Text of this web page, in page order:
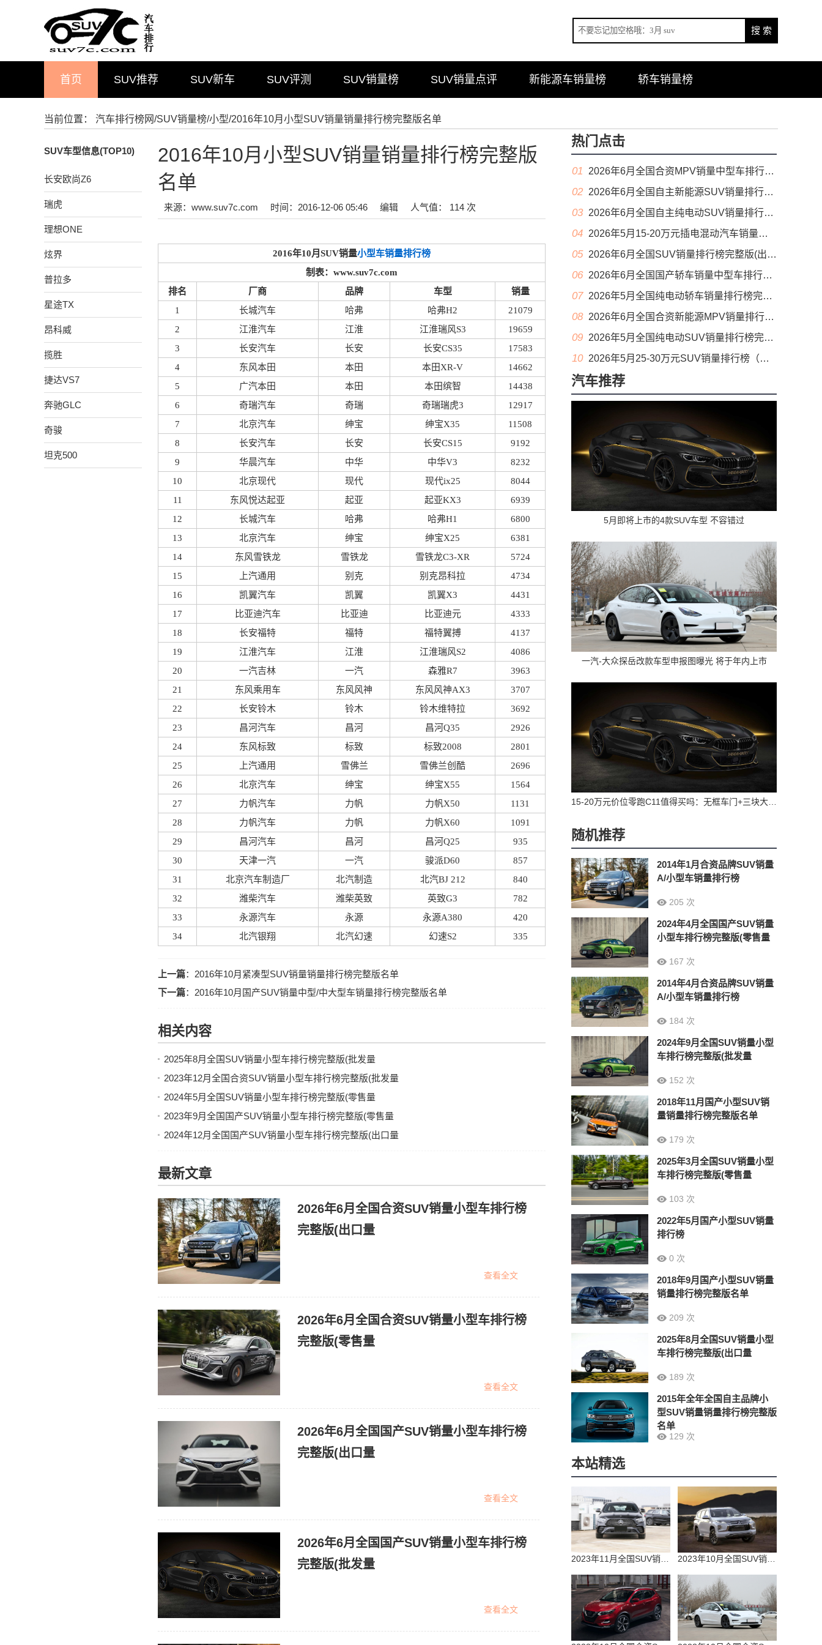
首页 SUV推荐 SUV新车 SUV评测 SUV销量榜 SUV销量点评 新能源车销量榜 轿车销量榜
当前位置： 汽车排行榜网/SUV销量榜/小型/2016年10月小型SUV销量销量排行榜完整版名单
SUV车型信息(TOP10)
长安欧尚Z6
瑞虎
理想ONE
炫界
普拉多
星途TX
昂科威
揽胜
捷达VS7
奔驰GLC
奇骏
坦克500
2016年10月小型SUV销量销量排行榜完整版
名单
来源：www.suv7c.com 时间：2016-12-06 05:46 编辑 人气值： 114 次
2016年10月SUV销量小型车销量排行榜
制表：www.suv7c.com
排名
厂商 品牌 车型
销量
1
长城汽车 哈弗 哈弗H2
21079
2
江淮汽车 江淮 江淮瑞风S3
19659
3
长安汽车 长安 长安CS35
17583
4
东风本田 本田 本田XR-V
14662
5
广汽本田 本田 本田缤智
14438
6
奇瑞汽车 奇瑞 奇瑞瑞虎3
12917
7
北京汽车 绅宝 绅宝X35
11508
8
长安汽车 长安 长安CS15
9192
9
华晨汽车 中华 中华V3
8232
10
北京现代 现代 现代ix25
8044
11
东风悦达起亚 起亚 起亚KX3
6939
12
长城汽车 哈弗 哈弗H1
6800
13
北京汽车 绅宝 绅宝X25
6381
14
东风雪铁龙 雪铁龙 雪铁龙C3-XR
5724
15
上汽通用 别克 别克昂科拉
4734
16
凯翼汽车 凯翼 凯翼X3
4431
17
比亚迪汽车 比亚迪 比亚迪元
4333
18
长安福特 福特 福特翼搏
4137
19
江淮汽车 江淮 江淮瑞风S2
4086
20
一汽吉林 一汽 森雅R7
3963
21
东风乘用车 东风风神 东风风神AX3
3707
22
长安铃木 铃木 铃木维特拉
3692
23
昌河汽车 昌河 昌河Q35
2926
24
东风标致 标致 标致2008
2801
25
上汽通用 雪佛兰 雪佛兰创酷
2696
26
北京汽车 绅宝 绅宝X55
1564
27
力帆汽车 力帆 力帆X50
1131
28
力帆汽车 力帆 力帆X60
1091
29
昌河汽车 昌河 昌河Q25
935
30
天津一汽 一汽 骏派D60
857
31
北京汽车制造厂 北汽制造 北汽BJ 212
840
32
潍柴汽车 潍柴英致 英致G3
782
33
永源汽车 永源 永源A380
420
34
北汽银翔 北汽幻速 幻速S2 335
上一篇： 2016年10月紧凑型SUV销量销量排行榜完整版名单
下一篇： 2016年10月国产SUV销量中型/中大型车销量排行榜完整版名单
相关内容
2025年8月全国SUV销量小型车排行榜完整版(批发量
2023年12月全国合资SUV销量小型车排行榜完整版(批发量
2024年5月全国SUV销量小型车排行榜完整版(零售量
2023年9月全国国产SUV销量小型车排行榜完整版(零售量
2024年12月全国国产SUV销量小型车排行榜完整版(出口量
最新文章
2026年6月全国合资SUV销量小型车排行榜
完整版(出口量
查看全文
2026年6月全国合资SUV销量小型车排行榜
完整版(零售量
查看全文
2026年6月全国国产SUV销量小型车排行榜
完整版(出口量
查看全文
2026年6月全国国产SUV销量小型车排行榜
完整版(批发量
查看全文
热门点击
01 2026年6月全国合资MPV销量中型车排行榜完整版(零售量
02 2026年6月全国自主新能源SUV销量排行榜完整版(零售量
03 2026年6月全国自主纯电动SUV销量排行榜完整版(零售量
04 2026年5月15-20万元插电混动汽车销量排行榜（零售量）
05 2026年6月全国SUV销量排行榜完整版(出口量
06 2026年6月全国国产轿车销量中型车排行榜完整版(零售量
07 2026年5月全国纯电动轿车销量排行榜完整版(批发量
08 2026年6月全国合资新能源MPV销量排行榜完整版(零售量
09 2026年5月全国纯电动SUV销量排行榜完整版(零售量
10 2026年5月25-30万元SUV销量排行榜（零售量）
汽车推荐
5月即将上市的4款SUV车型 不容错过
一汽-大众探岳改款车型申报图曝光 将于年内上市
随机推荐
2014年1月合资品牌SUV销量
A/小型车销量排行榜
205 次
2024年4月全国国产SUV销量
小型车排行榜完整版(零售量
167 次
2014年4月合资品牌SUV销量
A/小型车销量排行榜
184 次
2024年9月全国SUV销量小型
车排行榜完整版(批发量
152 次
2018年11月国产小型SUV销
量销量排行榜完整版名单
179 次
2025年3月全国SUV销量小型
车排行榜完整版(零售量
103 次
2022年5月国产小型SUV销量
排行榜
0 次
2018年9月国产小型SUV销量
销量排行榜完整版名单
209 次
2025年8月全国SUV销量小型
车排行榜完整版(出口量
189 次
2015年全年全国自主品牌小
型SUV销量销量排行榜完整版
名单
129 次
本站精选